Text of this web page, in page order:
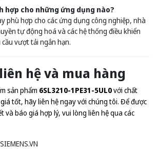
hợp cho những ứng dụng nào?
phù hợp cho các ứng dụng công nghiệp, nhà
tự động hoá và các hệ thống điều khiển
vượt tải ngắn hạn.
hệ và mua hàng
sản phẩm 6SL3210-1PE31-5UL0với chất
tốt, hãy liên hệ ngay với chúng tôi. Để được
và báo giá hợp lý, vui lòng liên hệ qua các